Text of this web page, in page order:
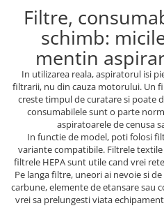
Filtre,
schimb:
mentin
In utilizarea reala, aspiratorul isi
filtrarii, nu din cauza motorului. Un
creste timpul de curatare si poate
consumabilele sunt o parte
aspiratoarele de cenusa
In functie de model, poti folosi
variante compatibile. Filtrele
filtrele HEPA sunt utile cand vrei
Pe langa filtre, uneori ai nevoie si
carbune, elemente de etansare sau
vrei sa prelungesti viata